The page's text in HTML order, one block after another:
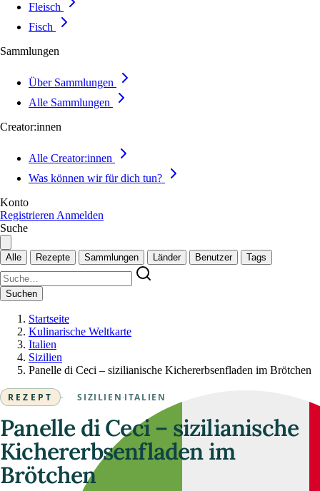
Fleisch
Fisch
Sammlungen
Über Sammlungen
Alle Sammlungen
Creator:innen
Alle Creator:innen
Was können wir für dich tun?
Konto
Registrieren Anmelden
Suche
Alle Rezepte Sammlungen Länder Benutzer Tags
Suchen
Startseite
Kulinarische Weltkarte
Italien
Sizilien
Panelle di Ceci – sizilianische Kichererbsenfladen im Brötchen
REZEPT · SIZILIEN ·ITALIEN
Panelle di Ceci – sizilianische
Kichererbsenfladen im
Brötchen